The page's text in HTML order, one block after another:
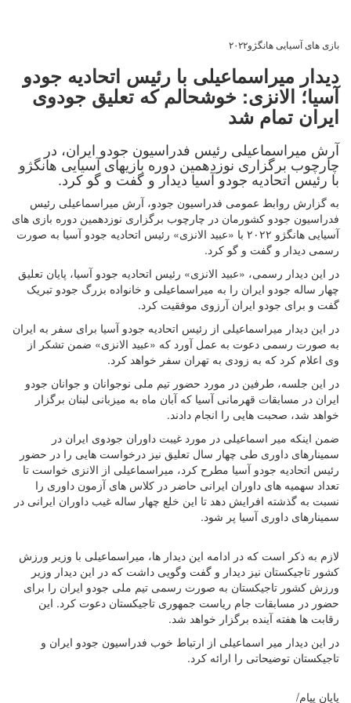
بازی های آسیایی هانگژو۲۰۲۲
دیدار میراسماعیلی با رئیس اتحادیه جودو
آسیا؛ الانزی: خوشحالم که تعلیق جودوی
ایران تمام شد
آرش میراسماعیلی رئیس فدراسیون جودو ایران، در
چارچوب برگزاری نوزدهمین دوره بازیهای آسیایی هانگژو
با رئیس اتحادیه جودو آسیا دیدار و گفت و گو کرد.
به گزارش روابط عمومی فدراسیون جودو، آرش میراسماعیلی رئیس
فدراسیون جودو کشورمان در چارچوب برگزاری نوزدهمین دوره بازی های
آسیایی هانگژو ۲۰۲۲ با «عبید الانزی‌» رئیس اتحادیه جودو آسیا به صورت
رسمی دیدار و گفت و گو کرد.
در این دیدار رسمی، «عبید الانزی‌» رئیس اتحادیه جودو آسیا، پایان تعلیق
چهار ساله جودو ایران را به میراسماعیلی و خانواده بزرگ جودو تبریک
گفت و برای جودو ایران آرزوی موفقیت کرد.
در این دیدار میراسماعیلی از رئیس اتحادیه جودو آسیا برای سفر به ایران
به صورت رسمی دعوت به عمل آورد که «عبید الانزی» ضمن تشکر از
وی اعلام کرد که به زودی به تهران سفر خواهد کرد.
در این جلسه، طرفین در مورد حضور تیم ملی نوجوانان و جوانان جودو
ایران در مسابقات قهرمانی آسیا که آبان ماه به میزبانی لبنان برگزار
خواهد شد، صحبت هایی را انجام دادند.
ضمن اینکه میر اسماعیلی در مورد غیبت داوران جودوی ایران در
سمینارهای داوری طی چهار سال تعلیق نیز درخواست هایی را در حضور
رئیس اتحادیه جودو‌ آسیا مطرح کرد، میراسماعیلی از الانزی خواست تا
تعداد سهمیه های داوران ایرانی حاضر در کلاس های آزمون داوری را
نسبت به گذشته افرایش دهد تا این خلع چهار ساله غیب داوران ایرانی در
سمینارهای داوری آسیا پر شود.
لازم به ذکر است که در ادامه این دیدار ها، میراسماعیلی با وزیر ورزش
کشور تاجیکستان نیز دیدار و گفت و‌گویی داشت که در این دیدار وزیر
ورزش کشور تاجیکستان به صورت رسمی تیم ملی جودو ایران را برای
حضور در مسابقات جام ریاست جمهوری تاجیکستان دعوت کرد. این
رقابت ها هفته آینده برگزار خواهد شد.
در این دیدار میر اسماعیلی از ارتباط خوب فدراسیون جودو ایران و
تاجیکستان توضیحاتی را ارائه کرد.
پایان پیام/